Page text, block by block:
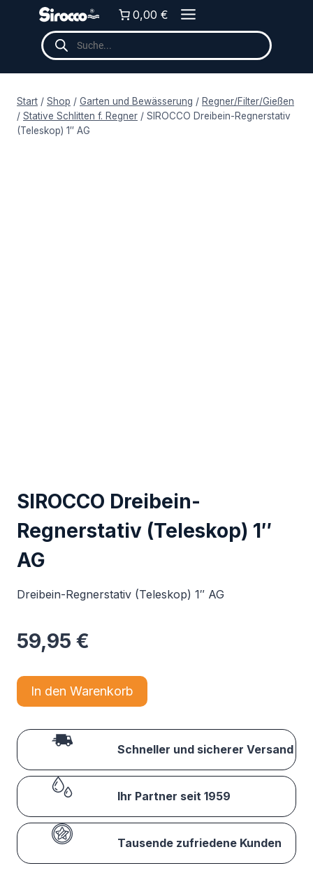
springen
0,00 €
Products
search
Start / Shop / Garten und Bewässerung / Regner/Filter/Gießen
/ Stative Schlitten f. Regner / SIROCCO Dreibein-Regnerstativ
(Teleskop) 1″ AG
SIROCCO Dreibein-
Regnerstativ (Teleskop) 1″
AG
Dreibein-Regnerstativ (Teleskop) 1″ AG
59,95 €
In den Warenkorb
Schneller und sicherer Versand
Ihr Partner seit 1959
Tausende zufriedene Kunden